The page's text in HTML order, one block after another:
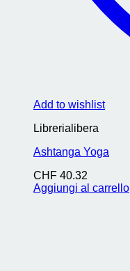
Add to wishlist
Librerialibera
Ashtanga Yoga
CHF 40.32
Aggiungi al carrello